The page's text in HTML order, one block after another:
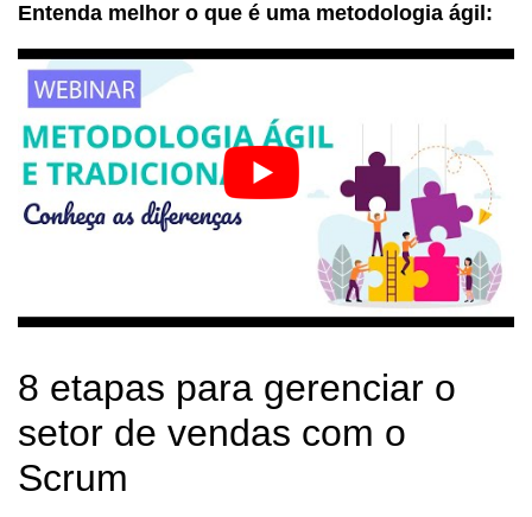
Entenda melhor o que é uma metodologia ágil:
8 etapas para gerenciar o
setor de vendas com o
Scrum